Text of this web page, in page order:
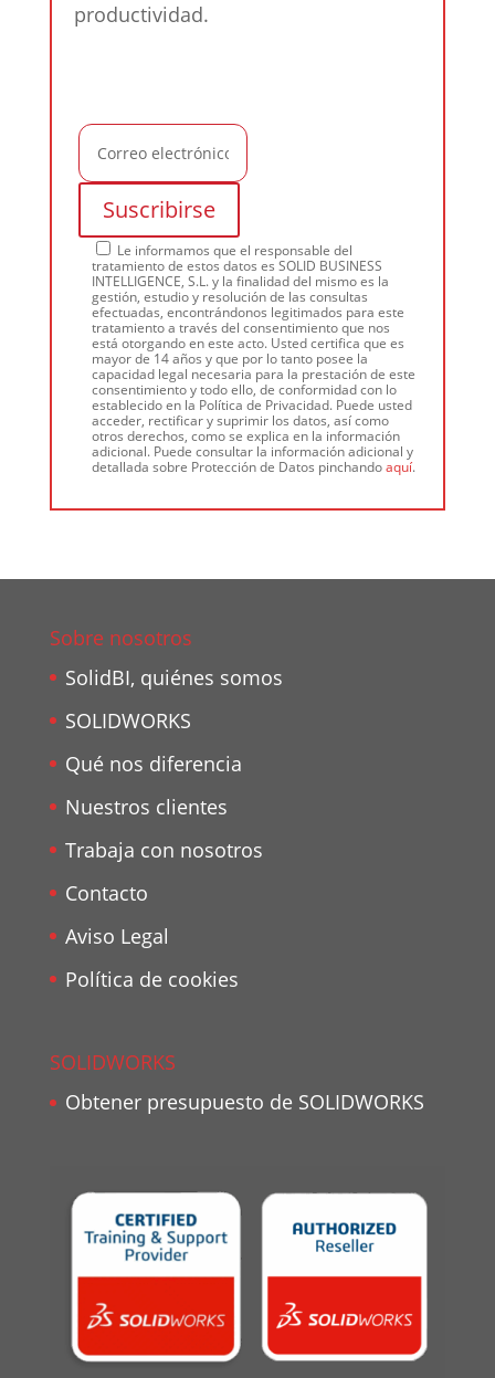
productividad.
Le informamos que el responsable del
tratamiento de estos datos es SOLID BUSINESS
INTELLIGENCE, S.L. y la finalidad del mismo es la
gestión, estudio y resolución de las consultas
efectuadas, encontrándonos legitimados para este
tratamiento a través del consentimiento que nos
está otorgando en este acto. Usted certifica que es
mayor de 14 años y que por lo tanto posee la
capacidad legal necesaria para la prestación de este
consentimiento y todo ello, de conformidad con lo
establecido en la Política de Privacidad. Puede usted
acceder, rectificar y suprimir los datos, así como
otros derechos, como se explica en la información
adicional. Puede consultar la información adicional y
detallada sobre Protección de Datos pinchandoaquí.
Sobre nosotros
SolidBI, quiénes somos
SOLIDWORKS
Qué nos diferencia
Nuestros clientes
Trabaja con nosotros
Contacto
Aviso Legal
Política de cookies
SOLIDWORKS
Obtener presupuesto de SOLIDWORKS